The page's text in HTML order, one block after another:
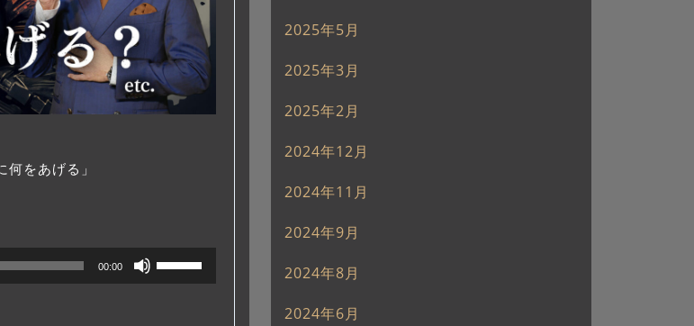
をあげる」
00:00
2025年5月
2025年3月
2025年2月
2024年12月
2024年11月
2024年9月
2024年8月
2024年6月